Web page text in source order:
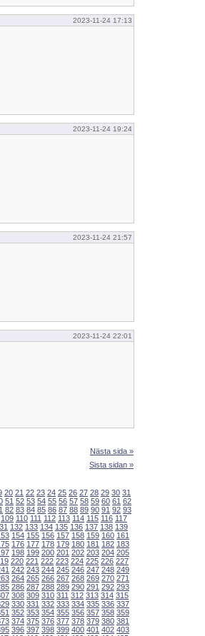
2023-11-24 17:13
2023-11-24 19:24
2023-11-24 21:57
2023-11-24 22:01
Nästa sida »
Sista sidan »
20 21 22 23 24 25 26 27 28 29 30 31
51 52 53 54 55 56 57 58 59 60 61 62
82 83 84 85 86 87 88 89 90 91 92 93
109 110 111 112 113 114 115 116 117
132 133 134 135 136 137 138 139
154 155 156 157 158 159 160 161
176 177 178 179 180 181 182 183
198 199 200 201 202 203 204 205
220 221 222 223 224 225 226 227
242 243 244 245 246 247 248 249
264 265 266 267 268 269 270 271
286 287 288 289 290 291 292 293
308 309 310 311 312 313 314 315
330 331 332 333 334 335 336 337
352 353 354 355 356 357 358 359
374 375 376 377 378 379 380 381
396 397 398 399 400 401 402 403